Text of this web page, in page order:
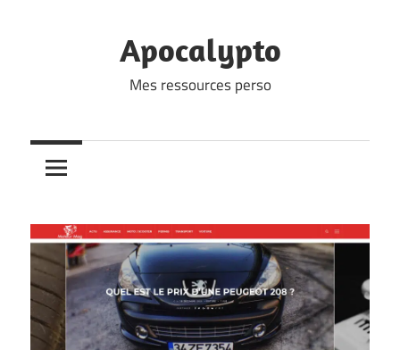
Apocalypto
Mes ressources perso